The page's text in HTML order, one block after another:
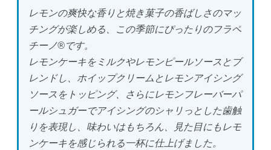
レモンの爽快な香りと焼き菓子の香ばしさのマッ
チングが楽しめる、この季節にぴったりのフラペ
チーノ®です。
レモンケーキをミルクやレモンピールソースとブ
レンドし、ホイップクリームとレモンアイシング
ソースをトッピング、さらにレモンフレーバーパ
ールシュガーでアイシングのシャリっとした歯触
りを表現し、味わいはもちろん、見た目にもレモ
ンケーキを感じられる一杯に仕上げました。